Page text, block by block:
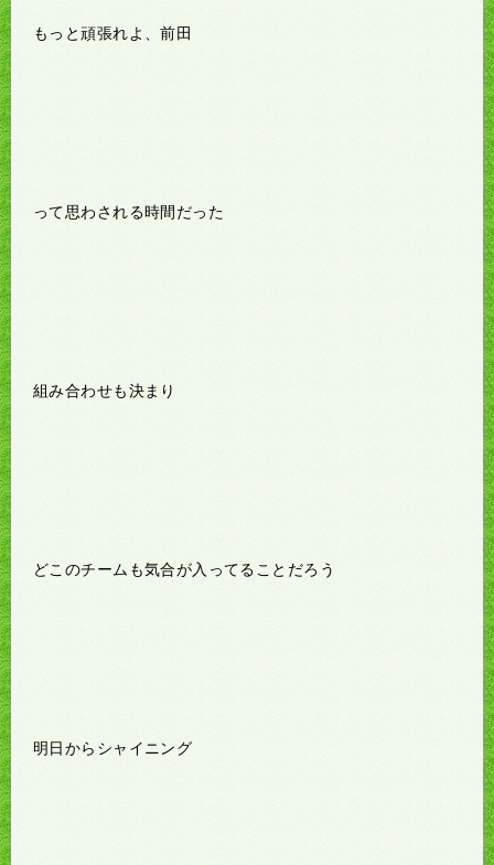
もっと頑張れよ、前田
って思わされる時間だった
組み合わせも決まり
どこのチームも気合が入ってることだろう
明日からシャイニング